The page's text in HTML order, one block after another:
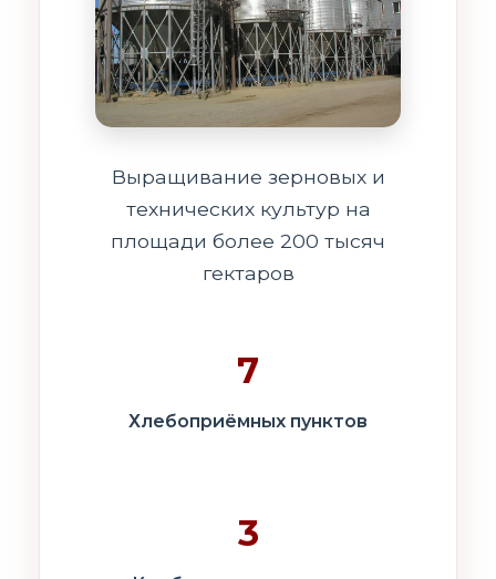
Выращивание зерновых и
технических культур на
площади более 200 тысяч
гектаров
7
Хлебоприёмных пунктов
3